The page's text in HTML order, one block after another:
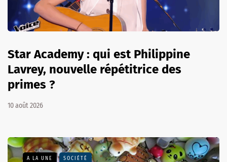
Star Academy : qui est Philippine
Lavrey, nouvelle répétitrice des
primes ?
10 août 2026
A LA UNE SOCIÉTÉ